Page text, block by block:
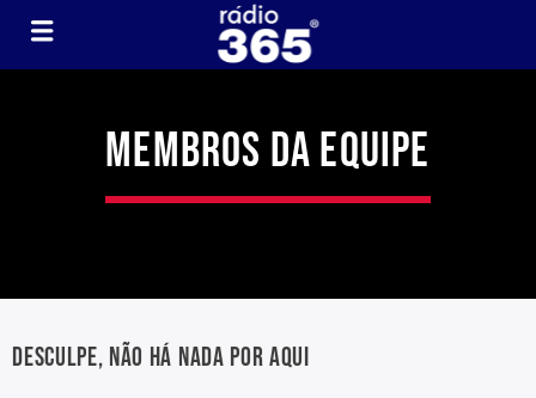
MEMBROS DA EQUIPE
DESCULPE, NÃO HÁ NADA POR AQUI